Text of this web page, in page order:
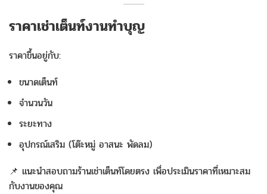
ราคาเช่าเต็นท์งานทำบุญ
ราคาขึ้นอยู่กับ:
ขนาดเต็นท์
จำนวนวัน
ระยะทาง
อุปกรณ์เสริม (โต๊ะหมู่ อาสนะ พัดลม)
📌 แนะนำสอบถามร้านเช่าเต็นท์โดยตรง เพื่อประเมินราคาที่เหมาะสม
กับงานของคุณ